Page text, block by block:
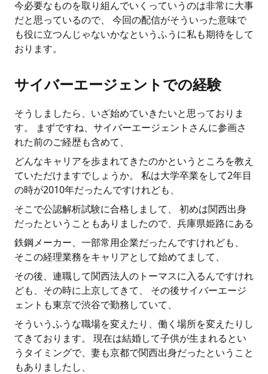
今必要なものを取り組んでいくっていうのは非常に大事
だと思っているので、 今回の配信がそういった意味で
も役に立つんじゃないかなというふうに私も期待をして
おります。
サイバーエージェントでの経験
そうしましたら、いざ始めていきたいと思っておりま
す。 まずですね、サイバーエージェントさんに参画さ
れた前のご経歴も含めて、
どんなキャリアを歩まれてきたのかというところを教え
ていただけますでしょうか。 私は大学卒業をして2年目
の時が2010年だったんですけれども、
そこで公認解析試験に合格しまして、 初めは関西出身
だったということもありましたので、兵庫県姫路にある
鉄鋼メーカー、一部常用企業だったんですけれども、
そこの経理業務をキャリアとして始めてまして、
その後、連職して関西法人のトーマスに入るんですけれ
ども、その時に上京してきて、 その後サイバーエージ
ェントも東京で渋谷で勤務していて、
そういうふうな職場を変えたり、働く場所を変えたりし
てきております。 現在は結婚して子供が生まれるとい
うタイミングで、妻も京都で関西出身だったということ
もありましたし、